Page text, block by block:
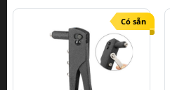
Có sẵn